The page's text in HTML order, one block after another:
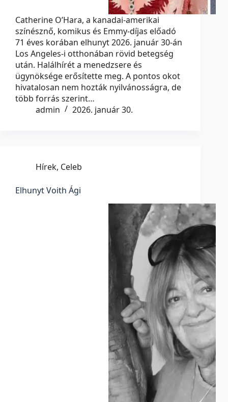
Catherine O’Hara, a kanadai-amerikai
színésznő, komikus és Emmy-díjas előadó
71 éves korában elhunyt 2026. január 30-án
Los Angeles-i otthonában rövid betegség
után. Halálhírét a menedzsere és
ügynöksége erősítette meg. A pontos okot
hivatalosan nem hozták nyilvánosságra, de
több forrás szerint…
admin
2026. január 30.
Hírek, Celeb
Elhunyt Voith Ági